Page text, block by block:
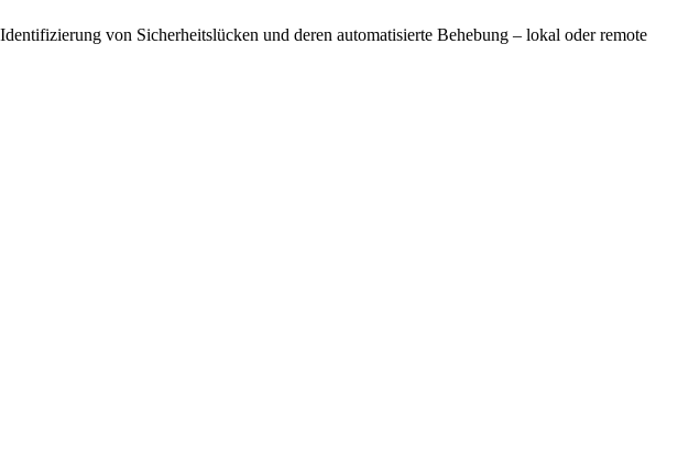
von Sicherheitslücken und deren automatisierte Behebung – lokal oder remote